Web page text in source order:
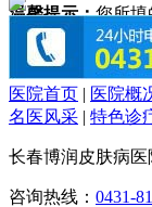
温馨提示：您所填
于您的个人信息
医院首页 | 医院概
名医风采 | 特色诊
长春博润皮肤病医
咨询热线： 0431-